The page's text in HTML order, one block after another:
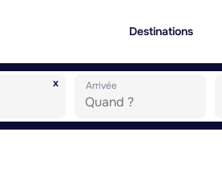
Destinations
x Arrivée